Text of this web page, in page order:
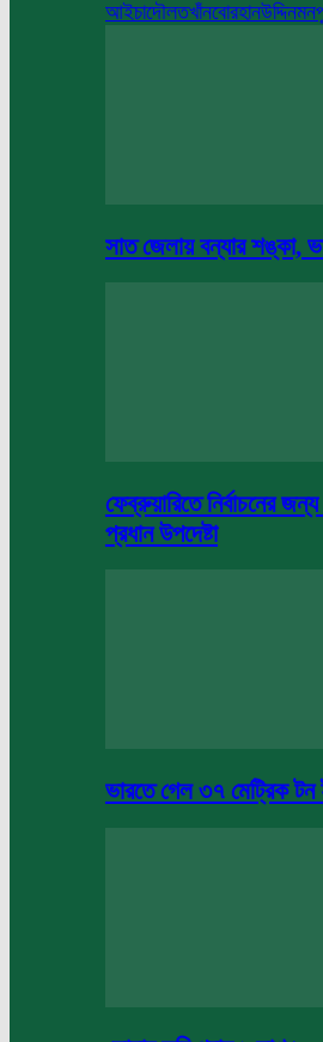
আইচাদৌলতখাঁনবোরহানউদ্দিন
সাত জেলায় বন্যার শঙ্কা,
ফেব্রুয়ারিতে নির্বাচনের
প্রধান উপদেষ্টা
ভারতে গেল ৩৭ মেট্রিক টন